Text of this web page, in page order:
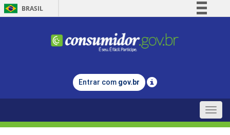
BRASIL
Comunica BR
Legislação
Entrar com gov.br
Toggle